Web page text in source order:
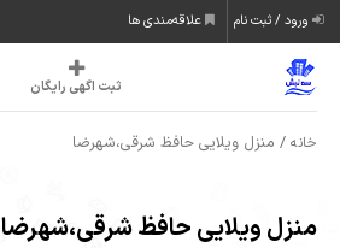
ورود / ثبت نام علاقه‌مندی ها
ثبت اگهی رایگان
خانه / منزل ویلایی حافظ شرقی،شهرضا
منزل ویلایی حافظ شرقی،شهرضا